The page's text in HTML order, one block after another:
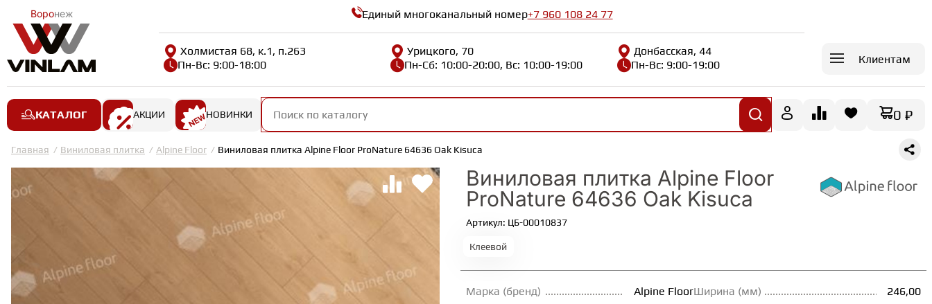
Воронеж Единый многоканальный номер+7 960 108 24 77
Холмистая 68, к.1, п.263
Пн-Вс: 9:00-18:00
Урицкого, 70
Пн-Сб: 10:00-20:00, Вс: 10:00-19:00
Донбасская, 44
Пн-Вс: 9:00-19:00
Клиентам
КАТАЛОГ АКЦИИ НОВИНКИ 0 ₽
Главная Виниловая плитка Alpine Floor Виниловая плитка Alpine Floor ProNature 64636 Oak Kisuca
Виниловая плитка Alpine Floor
ProNature 64636 Oak Kisuca
Артикул: ЦБ-00010837
Клеевой
Марка (бренд)
Alpine FloorШирина (мм)
246,00